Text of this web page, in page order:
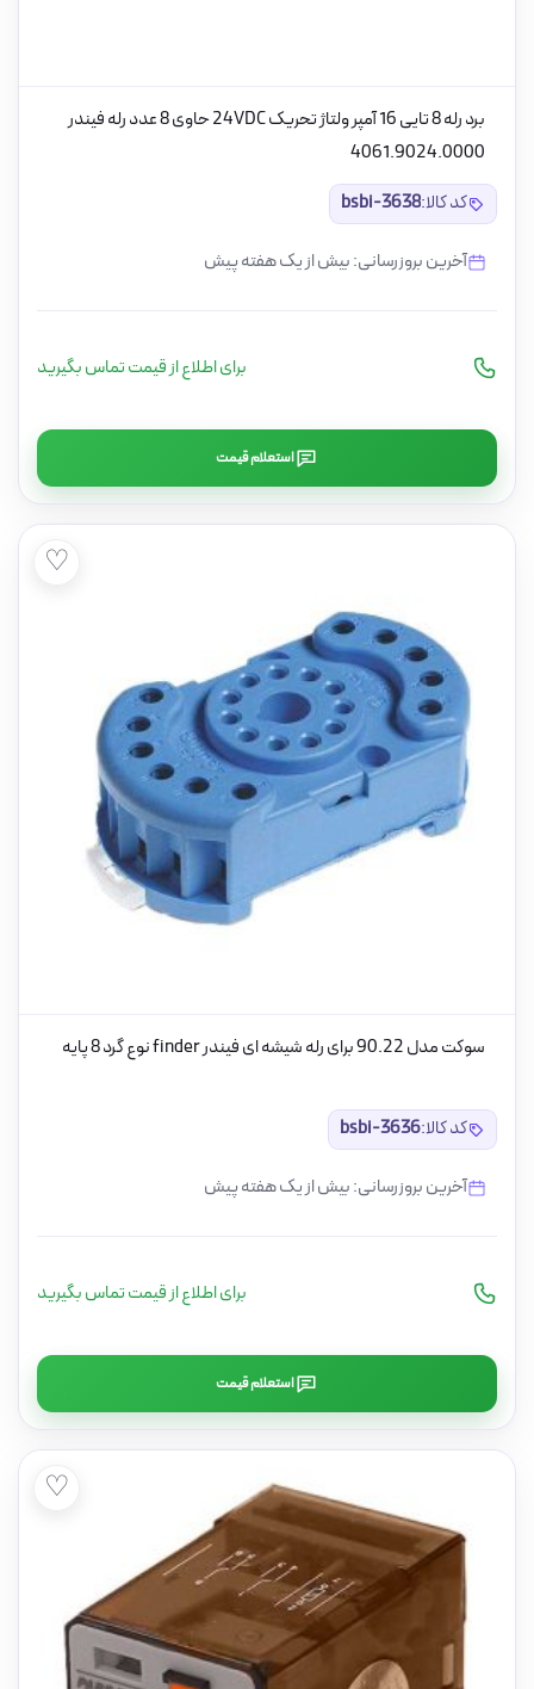
برد رله 8 تایی 16 آمپر ولتاژ تحریک 24VDC حاوی 8 عدد رله فیندر
4061.9024.0000
کد کالا:bsbi-3638
آخرین بروزرسانی: بیش از یک هفته پیش
برای اطلاع از قیمت تماس بگیرید
استعلام قیمت
♡
سوکت مدل 90.22 برای رله شیشه ای فیندر finder نوع گرد 8 پایه
کد کالا:bsbi-3636
آخرین بروزرسانی: بیش از یک هفته پیش
برای اطلاع از قیمت تماس بگیرید
استعلام قیمت
♡